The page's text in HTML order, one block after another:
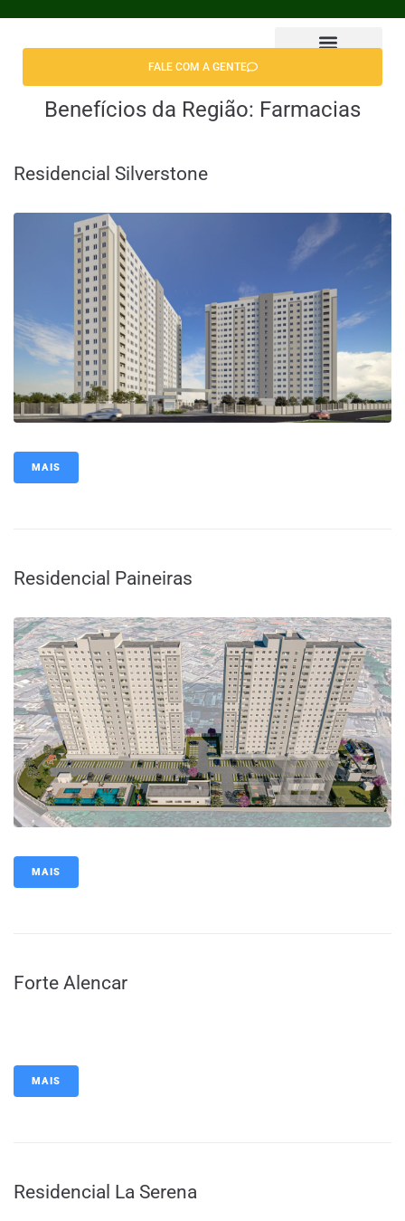
FALE COM A GENTE
Benefícios da Região: Farmacias
Residencial Silverstone
MAIS
Residencial Paineiras
MAIS
Forte Alencar
MAIS
Residencial La Serena